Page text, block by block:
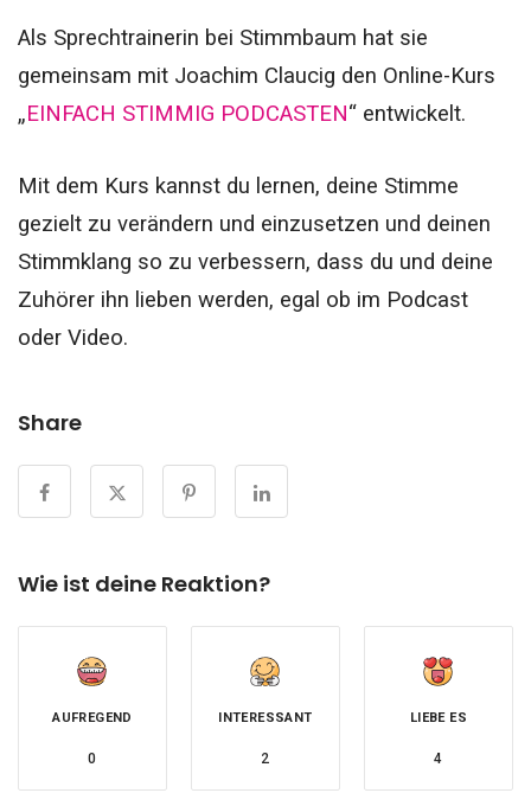
Als Sprechtrainerin bei Stimmbaum hat sie
gemeinsam mit Joachim Claucig den Online-Kurs
„EINFACH STIMMIG PODCASTEN“ entwickelt.
Mit dem Kurs kannst du lernen, deine Stimme
gezielt zu verändern und einzusetzen und deinen
Stimmklang so zu verbessern, dass du und deine
Zuhörer ihn lieben werden, egal ob im Podcast
oder Video.
Share
Wie ist deine Reaktion?
AUFREGEND
0
INTERESSANT
2
LIEBE ES
4